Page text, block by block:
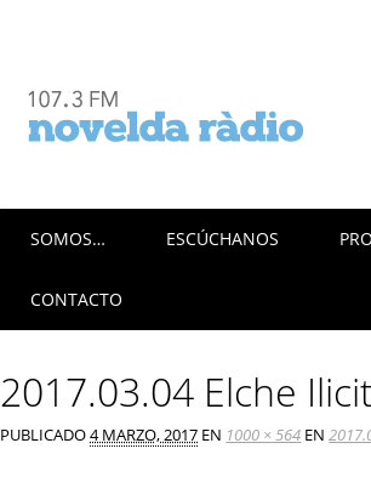
Menú principal
SOMOS… ESCÚCHANOS
CONTACTO
2017.03.04 Elche
PUBLICADO4 MARZO, 2017 EN 1000 × 564 EN